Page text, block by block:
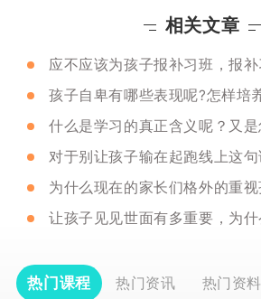
相关文章
应不应该为孩子报补习班，报
孩子自卑有哪些表现呢?怎样培
什么是学习的真正含义呢？又
热门课程 热门资讯 热门资料